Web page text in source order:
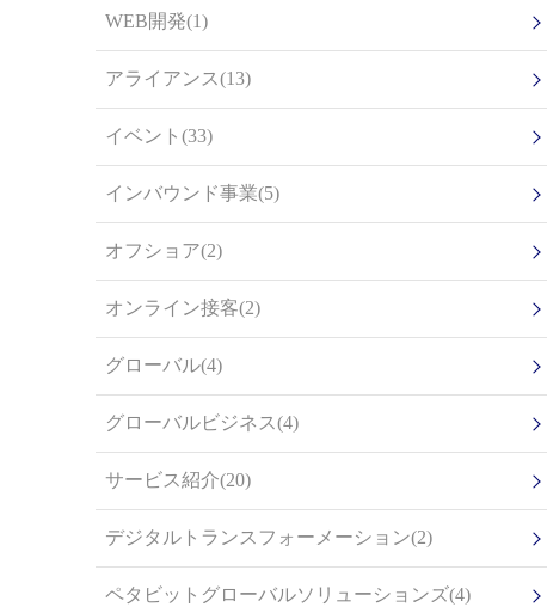
WEB開発(1)
アライアンス(13)
イベント(33)
インバウンド事業(5)
オフショア(2)
オンライン接客(2)
グローバル(4)
グローバルビジネス(4)
サービス紹介(20)
デジタルトランスフォーメーション(2)
ペタビットグローバルソリューションズ(4)